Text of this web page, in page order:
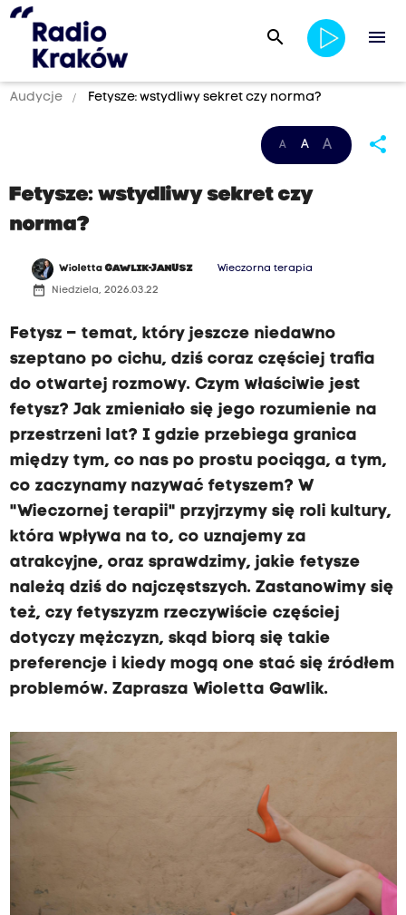
search menu
Audycje Fetysze: wstydliwy sekret czy norma?
A A A share
Fetysze: wstydliwy sekret czy
norma?
WiolettaGAWLIK-JANUSZ Wieczorna terapia
date_range Niedziela, 2026.03.22
Fetysz – temat, który jeszcze niedawno
szeptano po cichu, dziś coraz częściej trafia
do otwartej rozmowy. Czym właściwie jest
fetysz? Jak zmieniało się jego rozumienie na
przestrzeni lat? I gdzie przebiega granica
między tym, co nas po prostu pociąga, a tym,
co zaczynamy nazywać fetyszem? W
"Wieczornej terapii" przyjrzymy się roli kultury,
która wpływa na to, co uznajemy za
atrakcyjne, oraz sprawdzimy, jakie fetysze
należą dziś do najczęstszych. Zastanowimy się
też, czy fetyszyzm rzeczywiście częściej
dotyczy mężczyzn, skąd biorą się takie
preferencje i kiedy mogą one stać się źródłem
problemów. Zaprasza Wioletta Gawlik.